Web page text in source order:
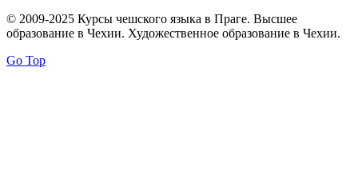
© 2009-2025 Курсы чешского языка в Праге. Высшее
образование в Чехии. Художественное образование в Чехии.
Go Top